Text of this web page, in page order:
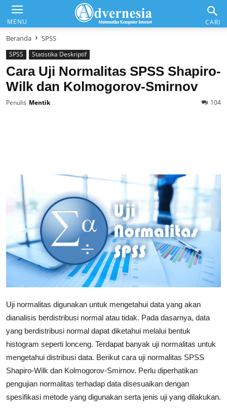
Daftar Isi
Matematika & Analisis
MENU
Advernesia CARI
Beranda SPSS
SPSS Statistika Deskriptif
Cara Uji Normalitas SPSS Shapiro-
Wilk dan Kolmogorov-Smirnov
Penulis Mentik 104
Uji normalitas digunakan untuk mengetahui data yang akan
dianalisis berdistribusi normal atau tidak. Pada dasarnya, data
yang berdistribusi normal dapat diketahui melalui bentuk
histogram seperti lonceng. Terdapat banyak uji normalitas untuk
mengetahui distribusi data. Berikut cara uji normalitas SPSS
Shapiro-Wilk dan Kolmogorov-Smirnov. Perlu diperhatikan
pengujian normalitas terhadap data disesuaikan dengan
spesifikasi metode yang digunakan serta jenis uji yang dilakukan.